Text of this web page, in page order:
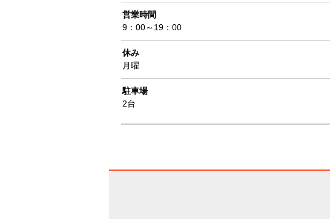
営業時間
9：00～19：00
休み
月曜
駐車場
2台